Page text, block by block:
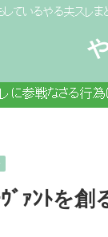
しているやる夫スレ
に参戦なさる行
ｳﾞｧﾝﾄを